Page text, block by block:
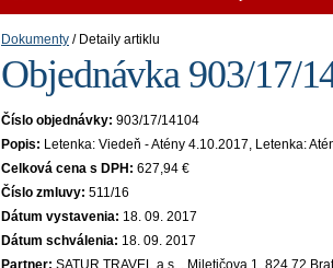
Dokumenty Detaily artiklu
Objednávka 903/17/
Číslo objednávky: 903/17/14104
Popis: Letenka: Viedeň - Atény 4.10.2017, Letenka:
Celková cena s DPH: 627,94 €
Číslo zmluvy: 511/16
Dátum vystavenia: 18. 09. 2017
Dátum schválenia: 18. 09. 2017
Partner: SATUR TRAVEL a.s. , Miletičova 1, 824 72